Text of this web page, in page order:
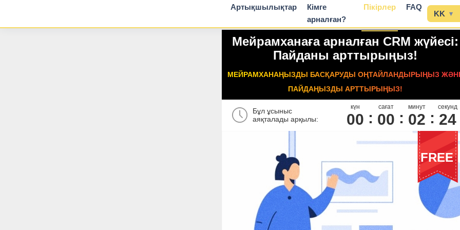
Артықшылықтар
Кімге
арналған?
Пікірлер FAQ
KK ▾
Мейрамханаға арналған CRM жүйесі:
Пайданы арттырыңыз!
МЕЙРАМХАНАҢЫЗДЫ БАСҚАРУДЫ ОҢТАЙЛАНДЫРЫҢЫЗ
ПАЙДАҢЫЗДЫ АРТТЫРЫҢЫЗ!
Бұл ұсыныс
аяқталады арқылы:
күн
00
сағат
00
минут
02
секунд
23
FREE